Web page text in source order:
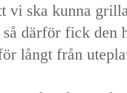
vi ska kunna
därför fick den
långt från